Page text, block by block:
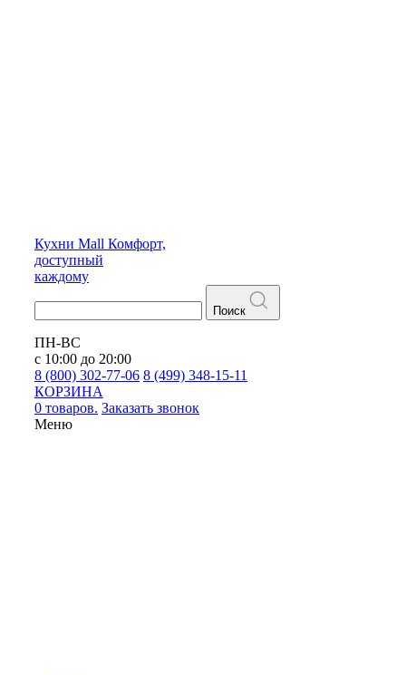
Кухни Mall Комфорт,
доступный
каждому
Поиск
ПН-ВС
с 10:00 до 20:00
8 (800) 302-77-06 8 (499) 348-15-11
КОРЗИНА
0 товаров. Заказать звонок
Меню